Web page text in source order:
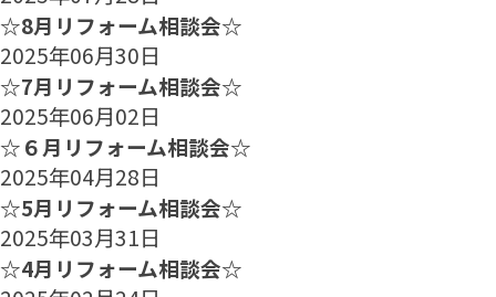
☆8月リフォーム相談会☆
2025年06月30日
☆7月リフォーム相談会☆
2025年06月02日
☆６月リフォーム相談会☆
2025年04月28日
☆5月リフォーム相談会☆
2025年03月31日
☆4月リフォーム相談会☆